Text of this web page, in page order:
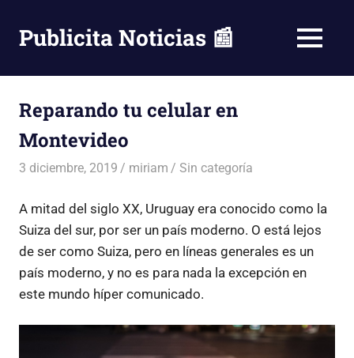
contenido
Publicita Noticias 📰 MENÚ
Reparando tu celular en
Montevideo
3 diciembre, 2019 miriam Sin categoría
A mitad del siglo XX, Uruguay era conocido como la
Suiza del sur, por ser un país moderno. O está lejos
de ser como Suiza, pero en líneas generales es un
país moderno, y no es para nada la excepción en
este mundo híper comunicado.